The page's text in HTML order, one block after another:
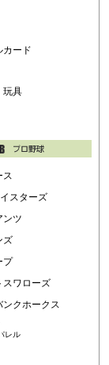
カード
玩具
ス
スターズ
ンツ
ズ
プ
スワローズ
クホークス
レル